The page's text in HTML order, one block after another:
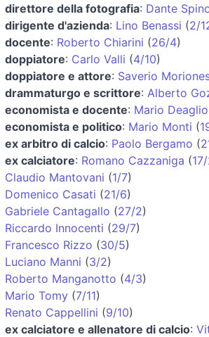
direttore della fotografia: Dante
dirigente d'azienda: Lino Benassi (2/
docente: Roberto Chiarini (26/4)
doppiatore: Carlo Valli (4/10)
doppiatore e attore: Saverio
drammaturgo e scrittore: Alberto
economista e docente: Mario Deaglio
economista e politico: Mario Monti (
ex arbitro di calcio: Paolo Bergamo (
ex calciatore: Romano Cazzaniga (
Claudio Mantovani (1/7)
Domenico Casati (21/6)
Gabriele Cantagallo (27/2)
Riccardo Innocenti (29/7)
Francesco Rizzo (30/5)
Luciano Manni (3/2)
Roberto Manganotto (4/3)
Mario Tomy (7/11)
Renato Cappellini (9/10)
ex calciatore e allenatore di calcio: